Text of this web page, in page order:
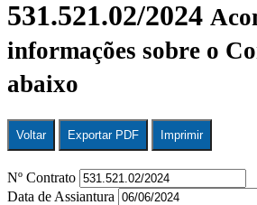
531.521.02/2024
informações sobre o
abaixo
Voltar Exportar PDF Imprimir
Nº Contrato
Data de Assiantura